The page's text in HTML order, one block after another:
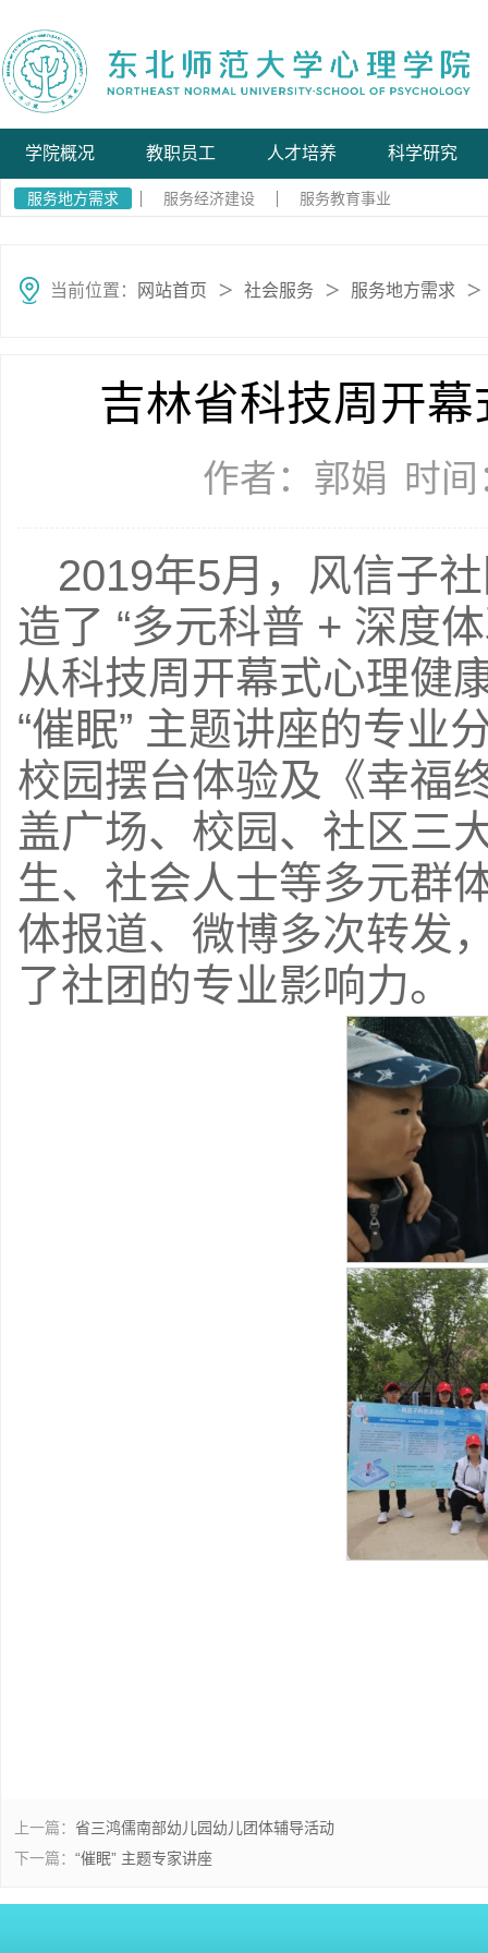
学院概况 教职员工 人才培养 科学研究
服务地方需求 服务经济建设 服务教育事业
当前位置： 网站首页 ＞ 社会服务 ＞ 服务地方需求 ＞
吉林省科技周开
作者：郭娟 时
2019年5月，风信子
造了 “多元科普 + 深度
从科技周开幕式心理健
“催眠” 主题讲座的专业
校园摆台体验及《幸福
盖广场、校园、社区三
生、社会人士等多元群
体报道、微博多次转发
了社团的专业影响力。
上一篇： 省三鸿儒南部幼儿园幼儿团体辅导活动
下一篇： “催眠” 主题专家讲座